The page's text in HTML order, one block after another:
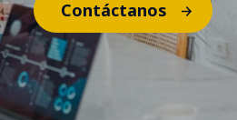
Contáctanos